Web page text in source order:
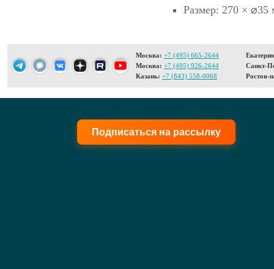
Размер: 270 ×
Москва: +7 (495) 665-2644
Москва: +7 (495) 926-2644
Казань: +7 (843) 558-0068
Санкт-
Ростов-
Подписаться на рассылку